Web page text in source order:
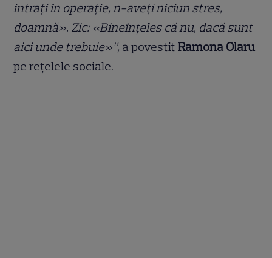
intrați în operație, n-aveți niciun stres,
doamnă». Zic: «Bineînțeles că nu, dacă sunt
aici unde trebuie»”, a povestitRamona Olaru
pe rețelele sociale.